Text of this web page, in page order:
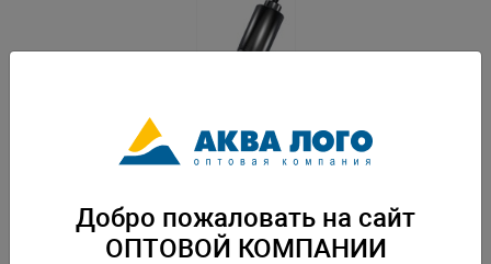
Ротор для фильтра Tetra FilterJet 900
Добро пожаловать на сайт
ОПТОВОЙ КОМПАНИИ